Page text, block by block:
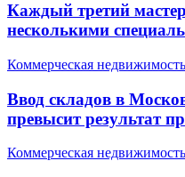
Каждый третий
несколькими
Коммерческая недвижимость
Ввод складов в
превысит результат
Коммерческая недвижимость